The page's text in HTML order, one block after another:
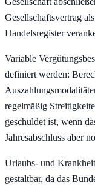
Gesellschaftsvertrag
Handelsregister
Variable
definiert werden:
regelmäßig
geschuldet ist, wenn
Jahresabschluss aber
Urlaubs- und
gestaltbar, da das